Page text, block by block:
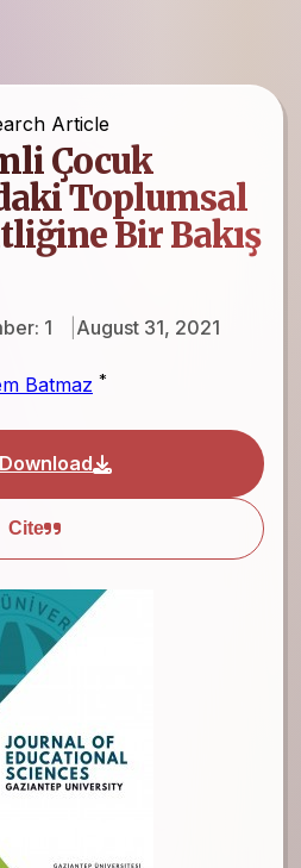
Article
Çocuk
Toplumsal
Bir Bakış
1 August 31, 2021
Batmaz *
Cite